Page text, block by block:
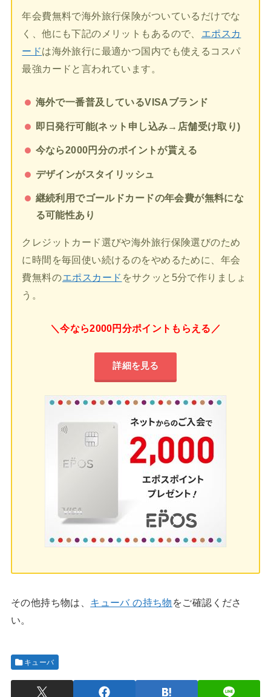
年会費無料で海外旅行保険がついているだけでな
く、他にも下記のメリットもあるので、
エポスカ
ードは海外旅行に最適かつ国内でも使えるコスパ
最強カードと言われています。
海外で一番普及しているVISAブランド
即日発行可能(ネット申し込み→店舗受け取り)
今なら2000円分のポイントが貰える
デザインがスタイリッシュ
継続利用でゴールドカードの年会費が無料にな
る可能性あり
クレジットカード選びや海外旅行保険選びのため
に時間を毎回使い続けるのをやめるために、年会
費無料のエポスカード をサクッと5分で作りましょ
う。
＼今なら2000円分ポイントもらえる／
詳細を見る
その他持ち物は、 キューバ の持ち物 をご確認くださ
い。
キューバ